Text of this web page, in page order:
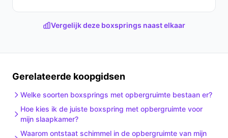
Vergelijk deze boxsprings naast elkaar
Gerelateerde koopgidsen
Welke soorten boxsprings met opbergruimte bestaan er?
Hoe kies ik de juiste boxspring met opbergruimte voor
mijn slaapkamer?
Waarom ontstaat schimmel in de opbergruimte van mijn